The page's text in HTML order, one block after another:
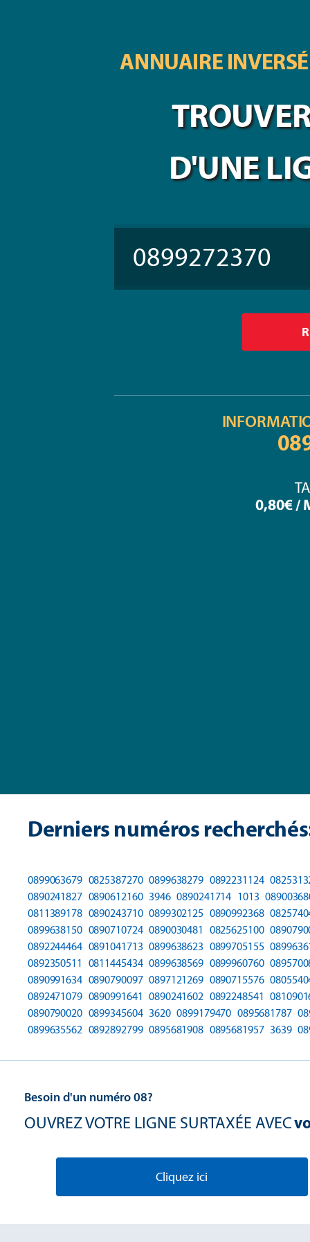
ANNUAIRE
D'UNE
0,80€ /
Derniers numéros
0899063679 0825387270 0899638279 0892231124
0890241827 0890612160 3946 0890241714 1013
0811389178 0890243710 0899302125 0890992368
0899638150 0890710724 0890030481 0825625100
0892244464 0891041713 0899638623 0899705155
0892350511 0811445434 0899638569 0899960760
0890991634 0890790097 0897121269 0890715576
0892471079 0890991641 0890241602 0892248541
0890790020 0899345604 3620 0899179470 0895681787
0899635562 0892892799 0895681908 0895681957 3639
Besoin d'un numéro 08?
OUVREZ VOTRE LIGNE SURTAXÉE AVEC
Cliquez ici